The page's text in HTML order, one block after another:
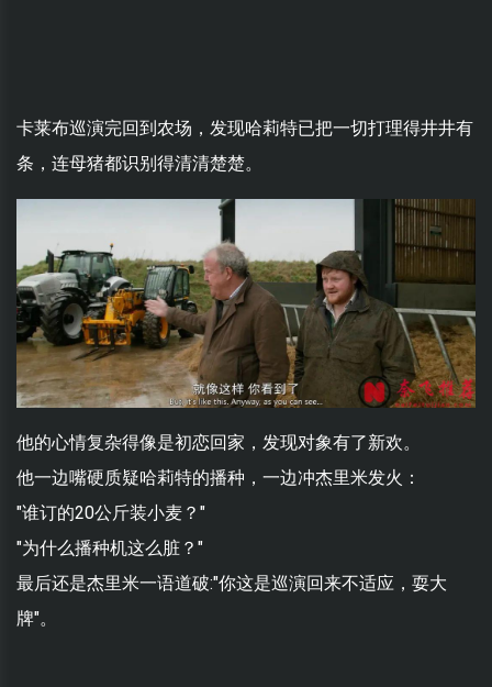
卡莱布巡演完回到农场，发现哈莉特已把一切打理得井井有
条，连母猪都识别得清清楚楚。
他的心情复杂得像是初恋回家，发现对象有了新欢。
他一边嘴硬质疑哈莉特的播种，一边冲杰里米发火：
"谁订的20公斤装小麦？"
"为什么播种机这么脏？"
最后还是杰里米一语道破:"你这是巡演回来不适应，耍大
牌"。